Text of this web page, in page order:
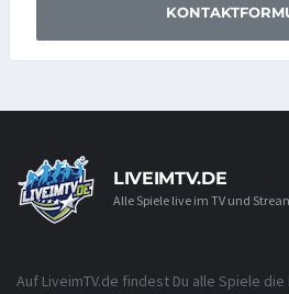
LIVEIMTV.DE
Alle Spiele live im TV und
Auf LiveimTV.de findest Du alle Spiele